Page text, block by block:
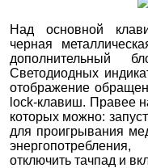
Над основной
черная
дополнительный
Светодиодных
отображение
lock-клавиш. Правее
которых можно:
для проигрывания
отключить тачпад и